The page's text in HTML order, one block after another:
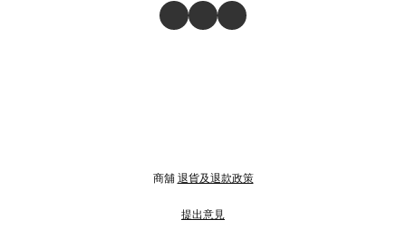
商舖 退貨及退款政策
提出意見